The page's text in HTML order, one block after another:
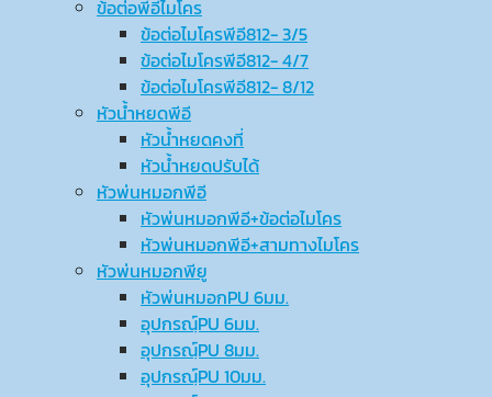
ข้อต่อพีอีไมโคร
ข้อต่อไมโครพีอี812- 3/5
ข้อต่อไมโครพีอี812- 4/7
ข้อต่อไมโครพีอี812- 8/12
หัวน้ำหยดพีอี
หัวน้ำหยดคงที่
หัวน้ำหยดปรับได้
หัวพ่นหมอกพีอี
หัวพ่นหมอกพีอี+ข้อต่อไมโคร
หัวพ่นหมอกพีอี+สามทางไมโคร
หัวพ่นหมอกพียู
หัวพ่นหมอกPU 6มม.
อุปกรณ์ฺPU 6มม.
อุปกรณ์ฺPU 8มม.
อุปกรณ์ฺPU 10มม.